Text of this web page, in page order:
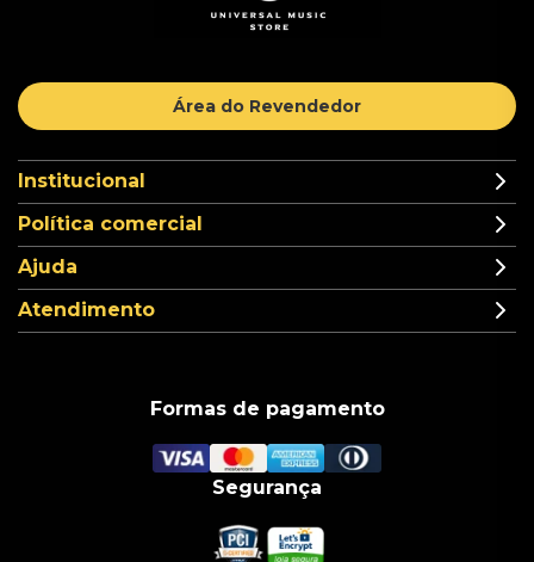
Área do Revendedor
Institucional
Política comercial
Ajuda
Atendimento
Formas de pagamento
Segurança